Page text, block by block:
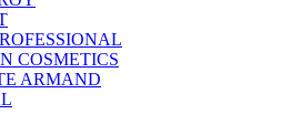
COSMETICS
ARMAND